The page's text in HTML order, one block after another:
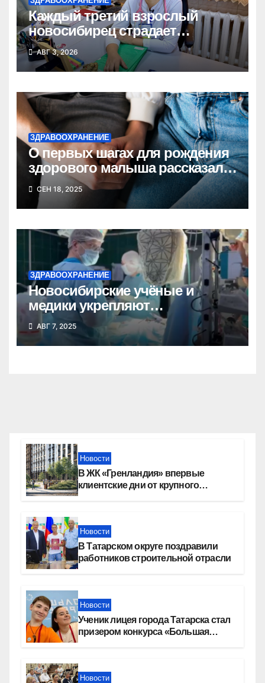
Каждый третий взрослый
новосибирец страдает
жировой болезнью печени
АВГ 3, 2026
ЗДРАВООХРАНЕНИЕ
О первых шагах для рождения
здорового малыша рассказала
врач Анна Вятчинина
СЕН 18, 2025
ЗДРАВООХРАНЕНИЕ
Новосибирские учёные и
медики укрепляют
сотрудничество с Донецкой
Народной Республикой
АВГ 7, 2025
Новости
В ЖК «Гренландия» впервые
клиентские дни от крупного
Новости
В Татарском округе поздравили
работников строительной отрасли
Новости
Ученик лицея города Татарска стал
призером конкурса «Большая
Новости